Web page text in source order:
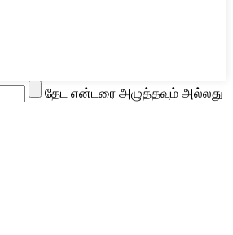
தேட என்டரை அழுத்தவும் அல்லது